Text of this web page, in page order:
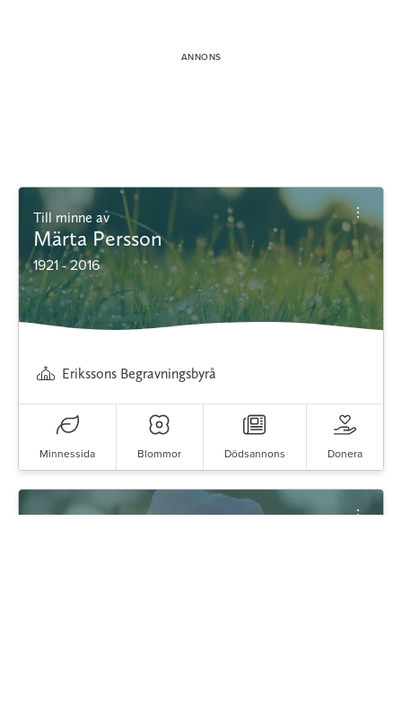
Till minne av
Märta Persson
1921 - 2016
Erikssons Begravningsbyrå
Minnessida Blommor Dödsannons Donera
Till minne av